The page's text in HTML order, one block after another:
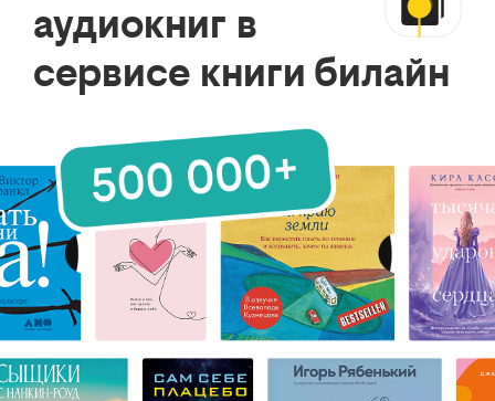
аудиокниг в
сервисе книги билайн